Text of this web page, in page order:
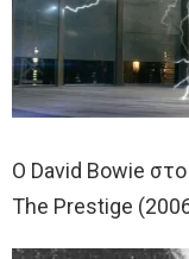
Ο David Bowie
The Prestige